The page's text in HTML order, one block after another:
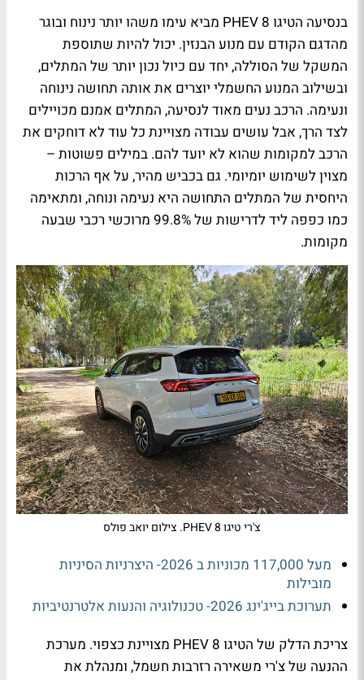
בנסיעה הטיגו 8
PHEV מביא עימו משהו יותר נינוח ובוגר
מהדגם הקודם עם מנוע הבנזין. יכול להיות שתוספת
המשקל של הסוללה, יחד עם כיול נכון יותר של המתלים,
ובשילוב המנוע החשמלי יוצרים את אותה תחושה נינוחה
ונעימה. הרכב נעים מאוד לנסיעה, המתלים אמנם מכויילים
לצד הרך, אבל עושים עבודה מצויינת כל עוד לא דוחקים את
הרכב למקומות שהוא לא יועד להם. במילים פשוטות –
מצוין לשימוש יומיומי. גם בכביש מהיר, על אף הרכות
היחסית של המתלים התחושה היא נעימה ונוחה, ומתאימה
כמו כפפה ליד לדרישות של 99.8% מרוכשי רכבי שבעה
מקומות.
צ'רי טיגו 8 PHEV. צילום יואב פולס
מעל 117,000 מכוניות ב 2026- היצרניות הסיניות
מובילות
תערוכת בייג'ינג 2026- טכנולוגיה והנעות אלטרנטיביות
צריכת הדלק של הטיגו 8
PHEV מצויינת כצפוי. מערכת
ההנעה של צ'רי משאירה רזרבות חשמל, ומנהלת את